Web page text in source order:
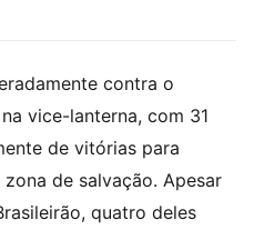
contra o
vice-lanterna, com 31
de vitórias para
de salvação. Apesar
quatro deles